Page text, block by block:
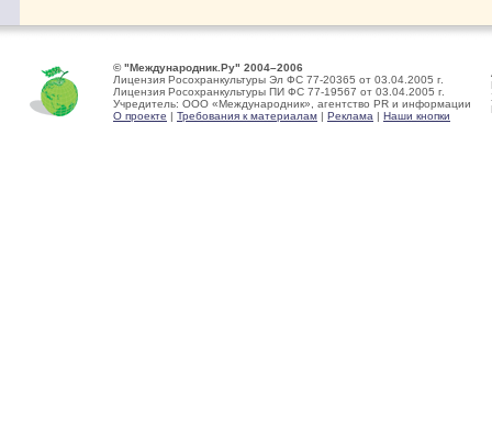
© "Международник.Ру" 2004–2006
Лицензия Росохранкультуры Эл ФС 77-20365 от 03.04.2005 г.
Лицензия Росохранкультуры ПИ ФС 77-19567 от 03.04.2005 г.
Учредитель: ООО «Международник», агентство PR и информации
О проекте | Требования к материалам | Реклама | Наши кнопки